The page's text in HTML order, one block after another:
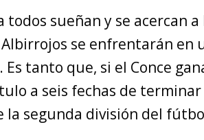
todos sueñan y se acercan
se enfrentarán en
tanto que, si el Conce
a seis fechas de
la segunda división del